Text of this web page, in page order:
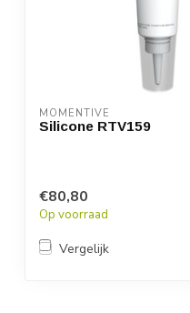
MOMENTIVE
Silicone RTV159
€80,80
Op voorraad
Vergelijk